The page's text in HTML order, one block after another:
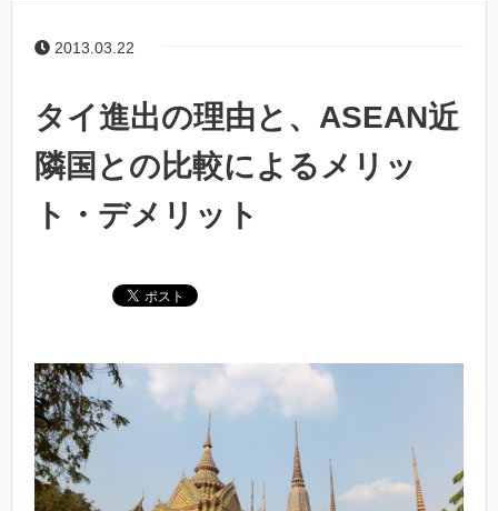
2013.03.22
タイ進出の理由と、ASEAN近
隣国との比較によるメリッ
ト・デメリット